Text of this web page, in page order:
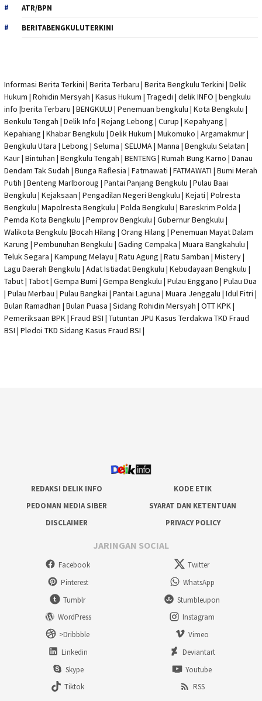
ATR/BPN
BERITABENGKULUTERKINI
Informasi Berita Terkini | Berita Terbaru | Berita Bengkulu Terkini | Delik
Hukum | Rohidin Mersyah | Kasus Hukum | Tragedi | delik INFO | bengkulu
info |berita Terbaru | BENGKULU | Penemuan bengkulu | Kota Bengkulu |
Benkulu Tengah | Delik Info | Rejang Lebong | Curup | Kepahyang |
Kepahiang | Khabar Bengkulu | Delik Hukum | Mukomuko | Argamakmur |
Bengkulu Utara | Lebong | Seluma | SELUMA | Manna | Bengkulu Selatan |
Kaur | Bintuhan | Bengkulu Tengah | BENTENG | Rumah Bung Karno | Danau
Dendam Tak Sudah | Bunga Raflesia | Fatmawati | FATMAWATI | Bumi Merah
Putih | Benteng Marlboroug | Pantai Panjang Bengkulu | Pulau Baai
Bengkulu | Kejaksaan | Pengadilan Negeri Bengkulu | Kejati | Polresta
Bengkulu | Mapolresta Bengkulu | Polda Bengkulu | Bareskrim Polda |
Pemda Kota Bengkulu | Pemprov Bengkulu | Gubernur Bengkulu |
Walikota Bengkulu |Bocah Hilang | Orang Hilang | Penemuan Mayat Dalam
Karung | Pembunuhan Bengkulu | Gading Cempaka | Muara Bangkahulu |
Teluk Segara | Kampung Melayu | Ratu Agung | Ratu Samban | Mistery |
Lagu Daerah Bengkulu | Adat Istiadat Bengkulu | Kebudayaan Bengkulu |
Tabut | Tabot | Gempa Bumi | Gempa Bengkulu | Pulau Enggano | Pulau Dua
| Pulau Merbau | Pulau Bangkai | Pantai Laguna | Muara Jenggalu | Idul Fitri |
Bulan Ramadhan | Bulan Puasa | Sidang Rohidin Mersyah | OTT KPK|
Pemeriksaan BPK | Fraud BSI | Tutuntan JPU Kasus Terdakwa TKD Fraud
BSI | Pledoi TKD Sidang Kasus Fraud BSI |
REDAKSI DELIK INFO
KODE ETIK
PEDOMAN MEDIA SIBER
SYARAT DAN KETENTUAN
DISCLAIMER
PRIVACY POLICY
JARINGAN SOCIAL
Facebook
Twitter
Pinterest
WhatsApp
Tumblr
Stumbleupon
WordPress
Instagram
>Dribbble
Vimeo
Linkedin
Deviantart
Skype
Youtube
Tiktok
RSS